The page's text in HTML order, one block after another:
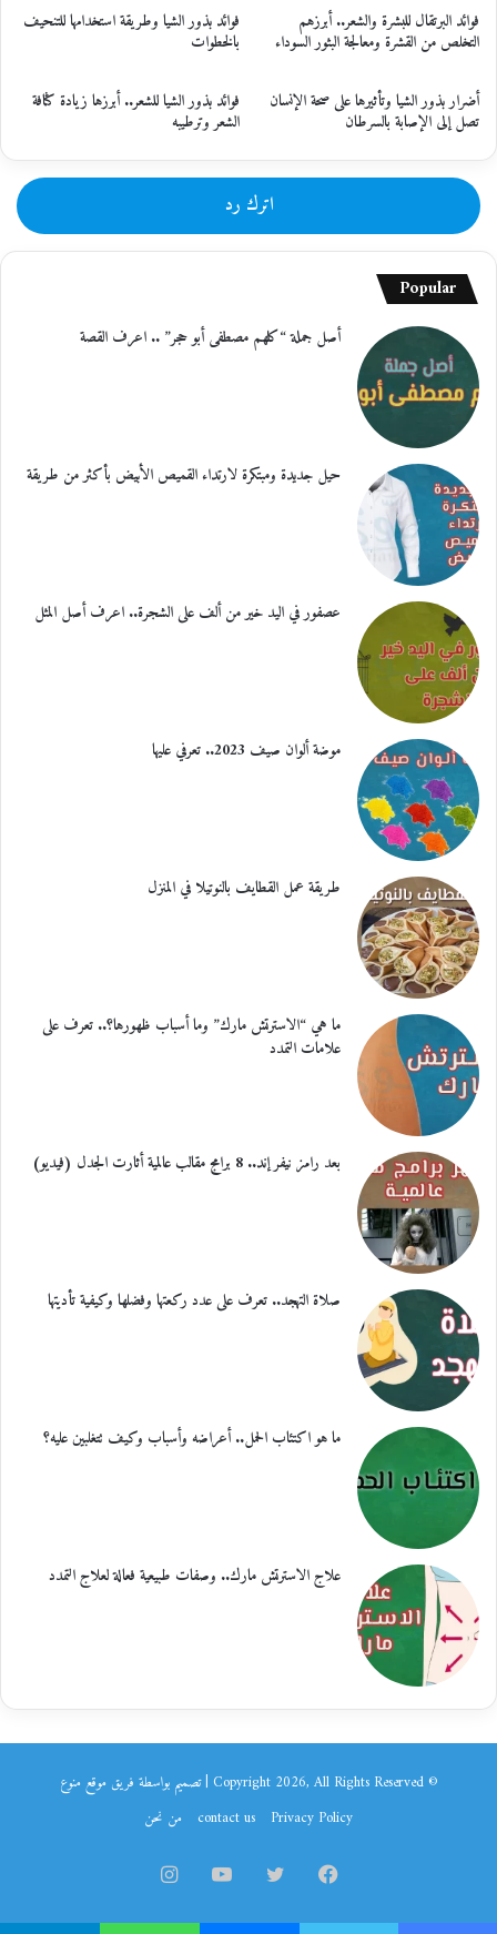
فوائد البرتقال للبشرة والشعر.. أبرزهم
التخلص من القشرة ومعالجة البثور السوداء
فوائد بذور الشيا وطريقة استخدامها للتنحيف
بالخطوات
أضرار بذور الشيا وتأثيرها على صحة الإنسان
تصل إلى الإصابة بالسرطان
فوائد بذور الشيا للشعر.. أبرزها زيادة كثافة
الشعر وترطيبه
اترك رد
Popular
أصل جملة “كلهم مصطفى أبو حجر” .. اعرف القصة
حيل جديدة ومبتكرة لارتداء القميص الأبيض بأكثر من طريقة
عصفور في اليد خير من ألف على الشجرة.. اعرف أصل المثل
موضة ألوان صيف 2023.. تعرفي عليها
طريقة عمل القطايف بالنوتيلا في المنزل
ما هي “الاسترتش مارك” وما أسباب ظهورها؟.. تعرف على
علامات التمدد
بعد رامز نيفر إند.. 8 برامج مقالب عالمية أثارت الجدل (فيديو)
صلاة التهجد.. تعرف على عدد ركعتها وفضلها وكيفية تأديتها
ما هو اكتئاب الحمل.. أعراضه وأسباب وكيف تتغلبين عليه؟
علاج الاسترتش مارك.. وصفات طبيعية فعالة لعلاج التمدد
© Copyright 2026, All Rights Reserved | تصميم بواسطة فريق موقع
منوع
Privacy Policy
contact us من نحن
فيسبوك يوتيوبانستقرام